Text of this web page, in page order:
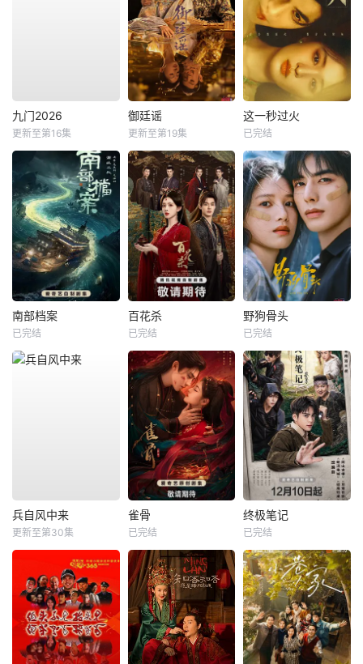
九门2026
更新至第16集
御廷谣
更新至第19集
这一秒过火
已完结
南部档案
已完结
百花杀
已完结
野狗骨头
已完结
兵自风中来
更新至第30集
雀骨
已完结
终极笔记
已完结